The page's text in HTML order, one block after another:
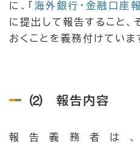
に、「 海外銀行・金融口座
に提出して報告すること、
おくことを義務付けていま
⑵ 報告内容
報告義務者は、